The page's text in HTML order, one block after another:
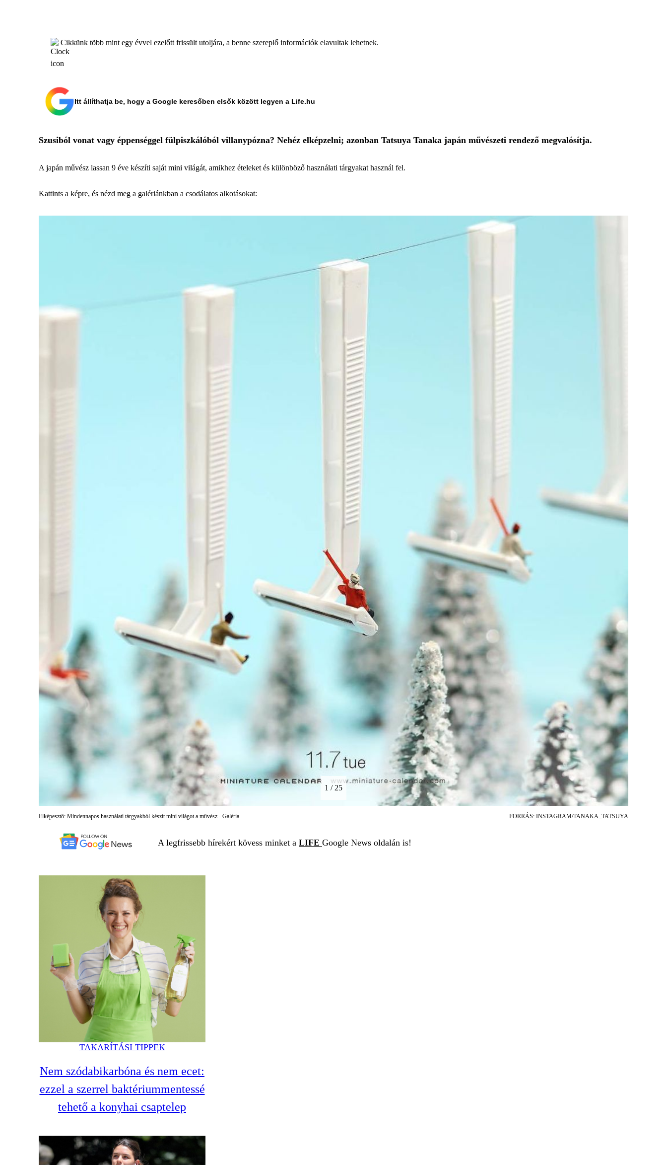
Cikkünk több mint egy évvel ezelőtt frissült utoljára, a benne szereplő információk elavultak lehetnek.
Itt állíthatja be, hogy a Google keresőben elsők között legyen a Life.hu
Szusiból vonat vagy éppenséggel fülpiszkálóból villanypózna? Nehéz elképzelni; azonban Tatsuya Tanaka japán művészeti rendező megvalósítja.
A japán művész lassan 9 éve készíti saját mini világát, amikhez ételeket és különböző használati tárgyakat használ fel.
Kattints a képre, és nézd meg a galériánkban a csodálatos alkotásokat:
1 / 25
Elképesztő: Mindennapos használati tárgyakból készít mini világot a művész - Galéria FORRÁS: INSTAGRAM/TANAKA_TATSUYA
A legfrissebb hírekért kövess minket a LIFE Google News oldalán is!
TAKARÍTÁSI TIPPEK
Nem szódabikarbóna és nem ecet:
ezzel a szerrel baktériummentessé
tehető a konyhai csaptelep